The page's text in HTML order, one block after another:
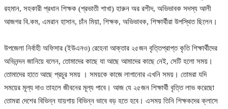
রহমান, সহকারী প্রধান শিক্ষক (প্রভাতী শাখা) হারুন অর রশীদ, অভিভাবক সদস্য আলী
আজগর বি.কম, এমরান হাসান, চাঁন মিয়া, শিক্ষক, অভিভাবক, শিক্ষার্থীরা উপস্থিত ছিলেন।
উপজেলা নির্বাহী অফিসার (ইউএনও) রেহেনা আক্তার ২৫জন বৃত্তিপ্রাপ্ত কৃতি শিক্ষার্থীদের
অভিনন্দন জানিয়ে বলেন, তোমাদের কাছে যা আছে আমাদের কাছে নেই, সেটি হলো সময়।
তোমাদের হাতে আছে প্রচুর সময় । সময়কে কাজে লাগানোর এখনি সময়। তোমরা যদি
সময়ের মূল্য দাও তাহলে জীবনের মূল্য পাবে। আজ যে ২৫জন শিক্ষার্থী বৃত্তি লাভ করেছো
তোমরা দেশের বিভিন্ন যায়গায় বিভিন্ন ভাবে বড় হতে হবে। এসময় তিনি শিক্ষকদের ক্লাসে